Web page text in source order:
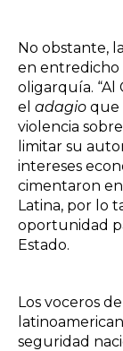
No obstante,
en entredicho
oligarquía. “Al
el adagio que
violencia
limitar su
intereses
cimentaron
Latina, por lo
oportunidad
Estado.
Los voceros
seguridad